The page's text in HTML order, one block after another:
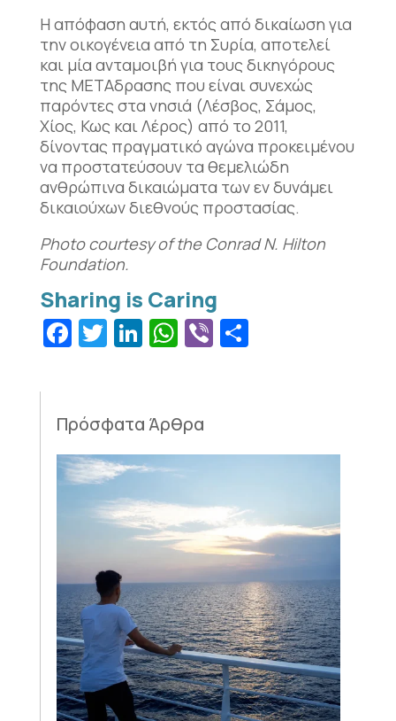
Η απόφαση αυτή, εκτός από δικαίωση για
την οικογένεια από τη Συρία, αποτελεί
και μία ανταμοιβή για τους δικηγόρους
της ΜΕΤΑδρασης που είναι συνεχώς
παρόντες στα νησιά (Λέσβος, Σάμος,
Χίος, Κως και Λέρος) από το 2011,
δίνοντας πραγματικό αγώνα προκειμένου
να προστατεύσουν τα θεμελιώδη
ανθρώπινα δικαιώματα των εν δυνάμει
δικαιούχων διεθνούς προστασίας.
Photo courtesy of the Conrad N. Hilton
Foundation.
Facebook
Twitter
LinkedIn
WhatsApp
Viber
Πρόσφατα Άρθρα